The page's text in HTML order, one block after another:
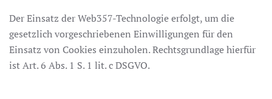
Der Einsatz der Web357-Technologie erfolgt, um die
gesetzlich vorgeschriebenen Einwilligungen für den
Einsatz von Cookies einzuholen. Rechtsgrundlage hierfür
ist Art. 6 Abs. 1 S. 1 lit. c DSGVO.